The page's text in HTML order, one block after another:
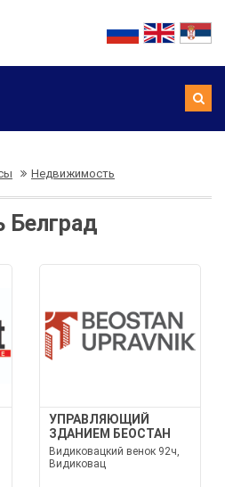
Недвижимость
УПРАВЛЯЮЩИЙ
ЗДАНИЕМ БЕОСТАН
Видиковацкий венок 92ч,
Видиковац